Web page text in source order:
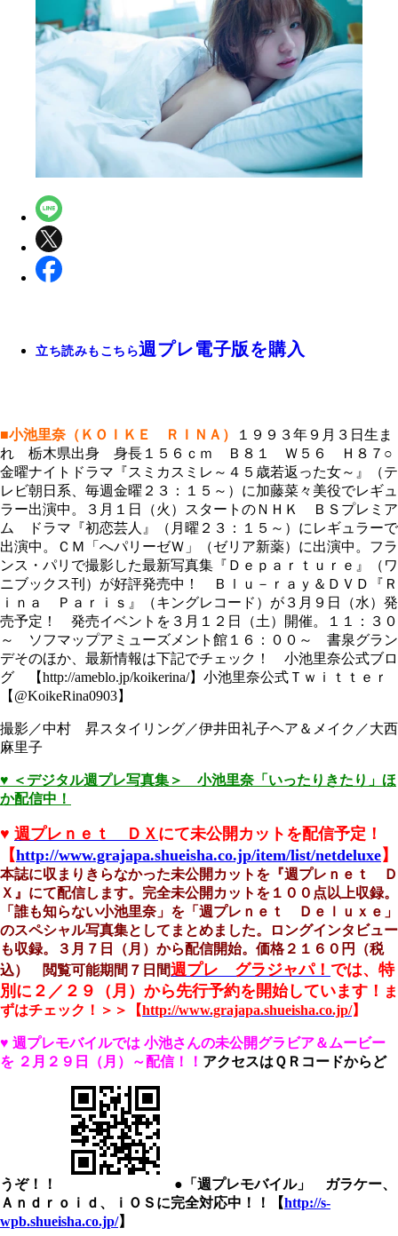
立ち読みもこちら週プレ電子版を購入
■小池里奈（ＫＯＩＫＥ ＲＩＮＡ）
１９９３年９月３日生ま
れ 栃木県出身 身長１５６ｃｍ Ｂ８１ Ｗ５６ Ｈ８７○
金曜ナイトドラマ『スミカスミレ～４５歳若返った女～』（テ
レビ朝日系、毎週金曜２３：１５～）に加藤菜々美役でレギュ
ラー出演中。３月１日（火）スタートのＮＨＫ ＢＳプレミア
ム ドラマ『初恋芸人』（月曜２３：１５～）にレギュラーで
出演中。ＣＭ「へパリーゼＷ」（ゼリア新薬）に出演中。フラ
ンス・パリで撮影した最新写真集『Ｄｅｐａｒｔｕｒｅ』（ワ
ニブックス刊）が好評発売中！ Ｂｌｕ－ｒａｙ＆ＤＶＤ『Ｒ
ｉｎａ Ｐａｒｉｓ』（キングレコード）が３月９日（水）発
売予定！ 発売イベントを３月１２日（土）開催。１１：３０
～ ソフマップアミューズメント館１６：００～ 書泉グラン
デそのほか、最新情報は下記でチェック！ 小池里奈公式ブロ
グ 【http://ameblo.jp/koikerina/】小池里奈公式Ｔｗｉｔｔｅｒ
【@KoikeRina0903】
撮影／中村 昇スタイリング／伊井田礼子ヘア＆メイク／大西
麻里子
♥ ＜デジタル週プレ写真集＞ 小池里奈「いったりきたり」ほ
か配信中！
♥ 週プレｎｅｔ ＤＸ にて未公開カットを配信予定！
【http://www.grajapa.shueisha.co.jp/item/list/netdeluxe】
本誌に収まりきらなかった未公開カットを『週プレｎｅｔ Ｄ
Ｘ』にて配信します。 完全未公開カットを１００点以上収録。
「誰も知らない小池里奈」を「週プレｎｅｔ Ｄｅｌｕｘｅ」
のスペシャル写真集としてまとめました。
ロングインタビュー
も収録。３月７日（月）から配信開始。 価格２１６０円（税
込） 閲覧可能期間７日間週プレ グラジャパ！ では、 特
別に２／２９（月）から先行予約を開始しています！ ま
ずはチェック！＞＞【http://www.grajapa.shueisha.co.jp/】
♥ 週プレモバイルでは 小池さんの未公開グラビア＆ムービー
を ２月２９日（月）～配信！！ アクセスはＱＲコードからど
うぞ！！
●「週プレモバイル」 ガラケー、
Ａｎｄｒｏｉｄ、ｉＯＳに完全対応中！！【http://s-
wpb.shueisha.co.jp/】